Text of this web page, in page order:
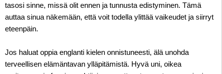
tasosi sinne, missä olit ennen ja tunnusta edistyminen. Tämä
auttaa sinua näkemään, että voit todella ylittää vaikeudet ja siirryt
eteenpäin.
Jos haluat oppia englanti kielen onnistuneesti, älä unohda
terveellisen elämäntavan ylläpitämistä. Hyvä uni, oikea